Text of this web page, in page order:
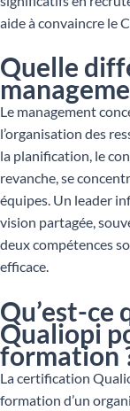
aide à convaincre le
Quelle
Le management
l’organisation des
la planification, le
revanche, se
équipes. Un leader
vision partagée,
deux compétences
efficace.
Qu’est-
Qualiopi
formation
La certification
formation d’un